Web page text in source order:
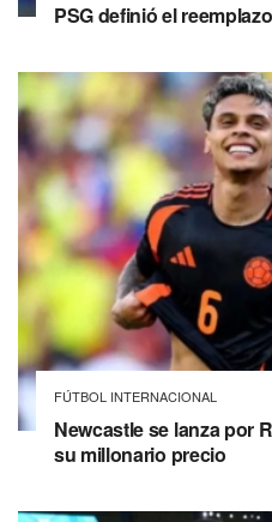
PSG definió el
FÚTBOL INTERNACIONAL
Newcastle se lanza por
su millonario precio